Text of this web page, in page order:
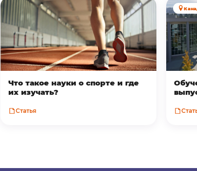
Что такое науки о спорте и где
их изучать?
Статья